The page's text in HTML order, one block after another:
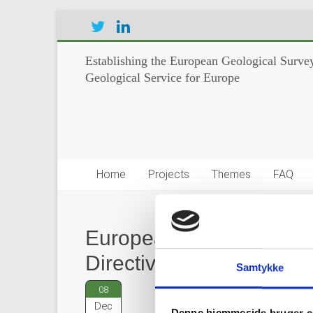
Samtykke
Establishing the European Geological
Geological Service for Europe
Home Projects Themes FAQ
European Water
Directive
08
Dec